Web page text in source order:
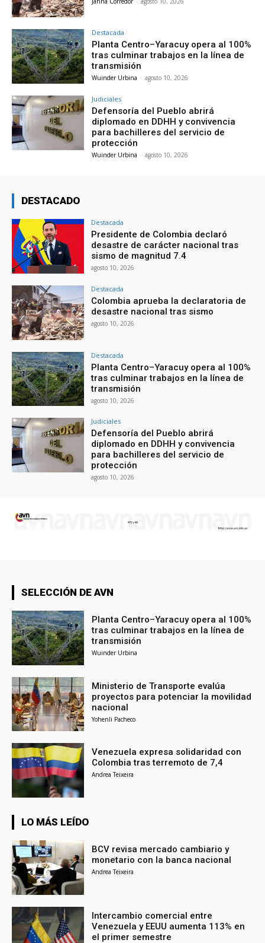
Destacada
Planta Centro–Yaracuy opera al 100%
tras culminar trabajos en la línea de
transmisión
Wuinder Urbina - agosto 10, 2026
Judiciales
Defensoría del Pueblo abrirá
diplomado en DDHH y convivencia
para bachilleres del servicio de
protección
Wuinder Urbina - agosto 10, 2026
DESTACADO
Destacada
Presidente de Colombia declaró
desastre de carácter nacional tras
sismo de magnitud 7.4
agosto 10, 2026
Destacada
Colombia aprueba la declaratoria de
desastre nacional tras sismo
agosto 10, 2026
Destacada
Planta Centro–Yaracuy opera al 100%
tras culminar trabajos en la línea de
transmisión
agosto 10, 2026
Judiciales
Defensoría del Pueblo abrirá
diplomado en DDHH y convivencia
para bachilleres del servicio de
protección
agosto 10, 2026
SELECCIÓN DE AVN
Planta Centro–Yaracuy opera al 100%
tras culminar trabajos en la línea de
transmisión
Wuinder Urbina
Ministerio de Transporte evalúa
proyectos para potenciar la movilidad
nacional
Yohenli Pacheco
Venezuela expresa solidaridad con
Colombia tras terremoto de 7,4
Andrea Teixeira
LO MÁS LEÍDO
BCV revisa mercado cambiario y
monetario con la banca nacional
Andrea Teixeira
Intercambio comercial entre
Venezuela y EEUU aumenta 113% en
el primer semestre